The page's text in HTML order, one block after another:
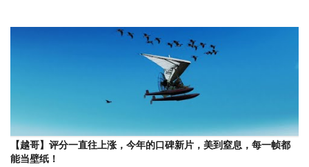
【越哥】评分一直往上涨，今年的口碑新片，美到窒息，每一帧都
能当壁纸！